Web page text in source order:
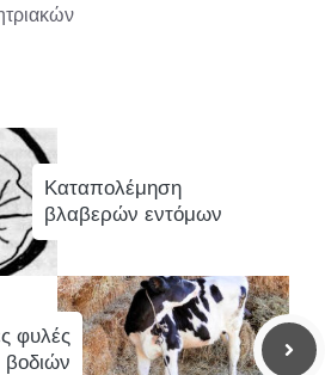
Καταπολέμηση
βλαβερών εντόμων
φυλές
βοδιών